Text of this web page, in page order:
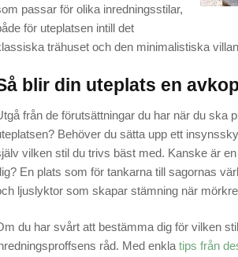
passar för olika inredningsstilar,
för uteplatsen intill det
trähuset och den minimalistiska
blir din uteplats en
från de förutsättningar du har när du ska
Behöver du sätta upp ett
vilken stil du trivs bäst med. Kanske är en
En plats som för tankarna till sagornas
ljuslyktor som skapar stämning när
du har svårt att bestämma dig för vilken
råd. Med enklatips från